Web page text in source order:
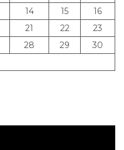
14 15
16
21 22
23
28 29
30